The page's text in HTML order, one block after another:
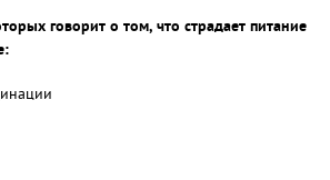
говорит о том, что страдает питание